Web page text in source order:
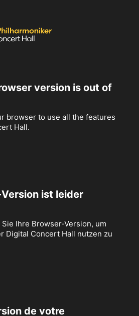
version is out of
browser to use all the features
Hall.
ist leider
Ihre Browser-Version, um
Digital Concert Hall nutzen zu
de votre